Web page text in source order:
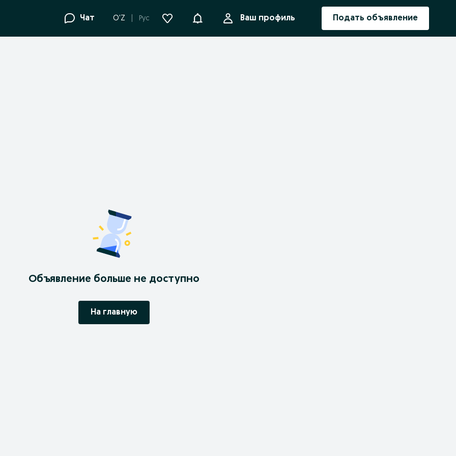
Чат O'Z Рус УведомленияВаш профиль Подать объявление
Объявление больше не доступно
На главную